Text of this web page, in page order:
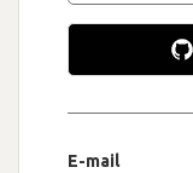
E-mail